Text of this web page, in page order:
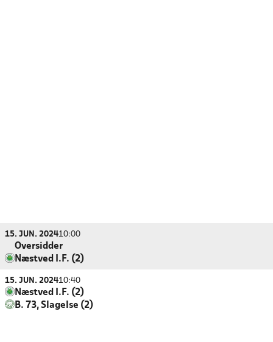
15. JUN. 202410:00
Oversidder
Næstved I.F. (2)
15. JUN. 202410:40
Næstved I.F. (2)
B. 73, Slagelse (2)